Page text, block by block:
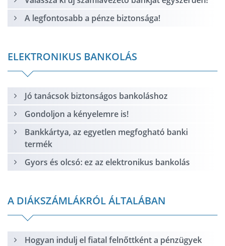
A legfontosabb a pénze biztonsága!
ELEKTRONIKUS BANKOLÁS
Jó tanácsok biztonságos bankoláshoz
Gondoljon a kényelemre is!
Bankkártya, az egyetlen megfogható banki
termék
Gyors és olcsó: ez az elektronikus bankolás
A DIÁKSZÁMLÁKRÓL ÁLTALÁBAN
Hogyan indulj el fiatal felnőttként a pénzügyek